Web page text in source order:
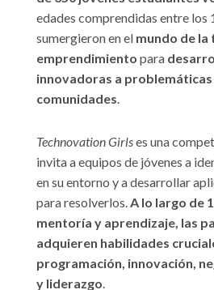
edades comprendidas entre los
sumergieron en el mundo de la
emprendimiento para
innovadoras a problemáticas
comunidades.
Technovation Girlses una
invita a equipos de jóvenes a
en su entorno y a desarrollar
para resolverlos.A lo largo de
mentoría y aprendizaje, las
adquieren habilidades
programación, innovación,
y liderazgo.